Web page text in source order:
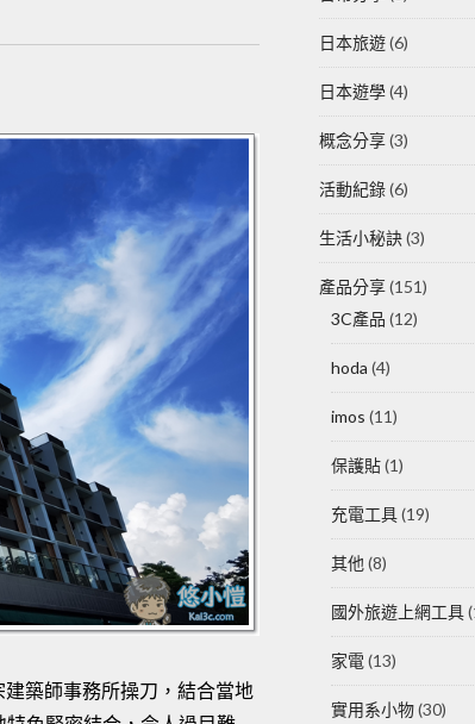
築師事務所操刀，結合當地
日本旅遊(6)
日本遊學(4)
概念分享(3)
活動紀錄(6)
生活小秘訣(3)
產品分享(151)
3C產品 (12)
hoda (4)
imos (11)
保護貼(1)
充電工具(19)
其他 (8)
國外旅遊上網工具
家電 (13)
實用系小物(30)